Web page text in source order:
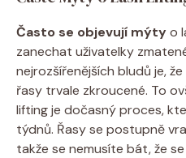
Často se objevují mýtyo
zanechat uživatelky
nejrozšířenějších bludů je,
řasy trvale zkroucené. To
lifting je dočasný proces,
týdnů. Řasy se postupně
takže se nemusíte bát, že